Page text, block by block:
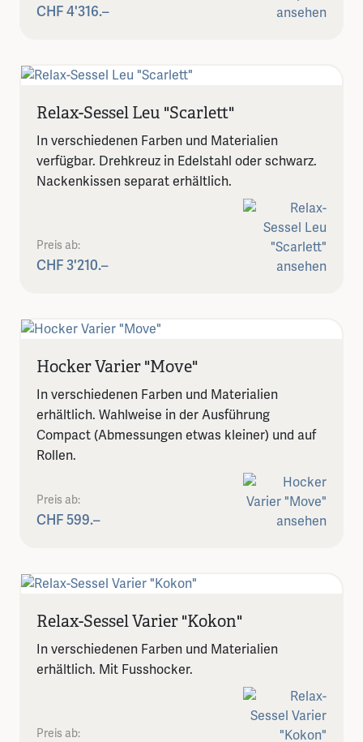
CHF 4'316.–
Relax-Sessel Leu "Scarlett"
In verschiedenen Farben und Materialien
verfügbar. Drehkreuz in Edelstahl oder schwarz.
Nackenkissen separat erhältlich.
Preis ab:
CHF 3'210.–
Hocker Varier "Move"
In verschiedenen Farben und Materialien
erhältlich. Wahlweise in der Ausführung
Compact (Abmessungen etwas kleiner) und auf
Rollen.
Preis ab:
CHF 599.–
Relax-Sessel Varier "Kokon"
In verschiedenen Farben und Materialien
erhältlich. Mit Fusshocker.
Preis ab: